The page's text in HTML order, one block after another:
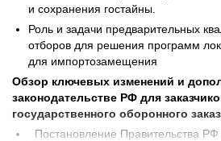
и сохранения гостайны.
Роль и задачи предварительных
отборов для решения программ
для импортозамещения
Обзор ключевых изменений и
законодательстве РФ для
государственного оборонного
Постановление Правительства